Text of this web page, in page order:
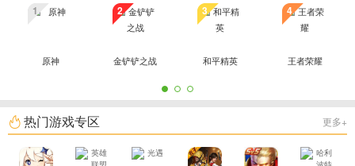
原神
1
金铲铲之战
2
和平精英
3
王者荣耀
4
热门游戏专区 更多+